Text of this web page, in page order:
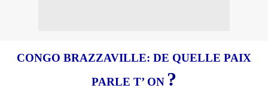
CONGO BRAZZAVILLE: DE QUELLE PAIX
PARLE T’ ON ?